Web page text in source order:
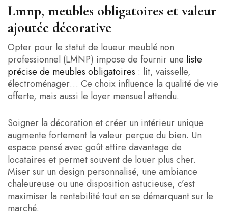
Lmnp, meubles obligatoires et valeur
ajoutée décorative
Opter pour le statut de loueur meublé non
professionnel (LMNP) impose de fournir une liste
précise de meubles obligatoires : lit, vaisselle,
électroménager… Ce choix influence la qualité de vie
offerte, mais aussi le loyer mensuel attendu.
Soigner la décoration et créer un intérieur unique
augmente fortement la valeur perçue du bien. Un
espace pensé avec goût attire davantage de
locataires et permet souvent de louer plus cher.
Miser sur un design personnalisé, une ambiance
chaleureuse ou une disposition astucieuse, c’est
maximiser la rentabilité tout en se démarquant sur le
marché.